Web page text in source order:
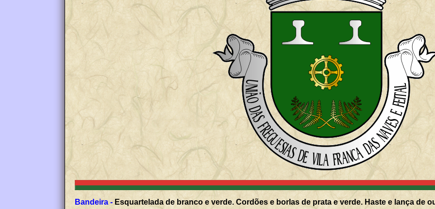
Bandeira - Esquartelada de branco e verde. Cordões e borlas de prata e verde. Haste e lança de